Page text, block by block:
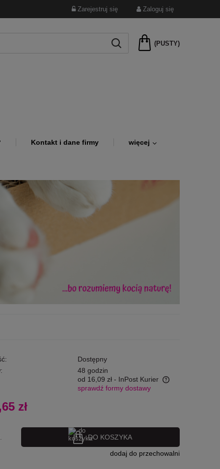
Zarejestruj się Zaloguj się
(PUSTY)
Kontakt i dane firmy więcej
Dostępny
48 godzin
od 16,09 zł - InPost Kurier
sprawdź formy dostawy
zł
DO KOSZYKA
dodaj do przechowalni